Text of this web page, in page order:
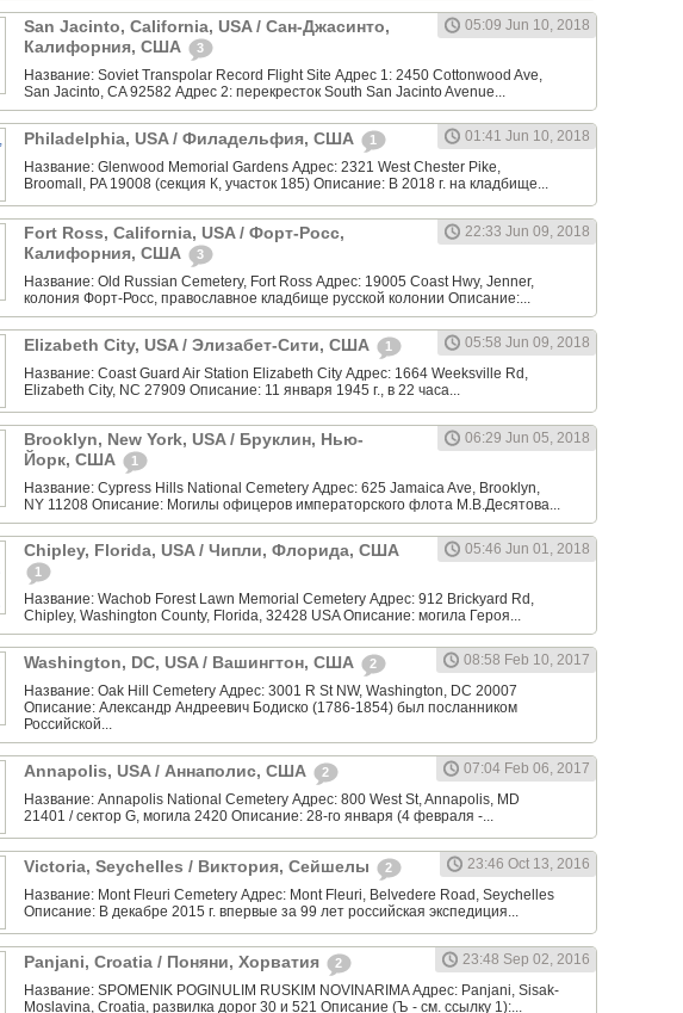
San Jacinto, California, USA / Сан-Джасинто,
Калифорния, США
3
05:09 Jun 10, 2018
Название: Soviet Transpolar Record Flight Site Адрес 1: 2450 Cottonwood Ave,
San Jacinto, CA 92582 Адрес 2: перекресток South San Jacinto Avenue...
Philadelphia, USA / Филадельфия, США 1
01:41 Jun 10, 2018
Название: Glenwood Memorial Gardens Адрес: 2321 West Chester Pike,
Broomall, PA 19008 (секция К, участок 185) Описание: В 2018 г. на кладбище...
Fort Ross, California, USA / Форт-Росс,
Калифорния, США
3
22:33 Jun 09, 2018
Название: Old Russian Cemetery, Fort Ross Адрес: 19005 Coast Hwy, Jenner,
колония Форт-Росс, православное кладбище русской колонии Описание:...
Elizabeth City, USA / Элизабет-Сити, США 1
05:58 Jun 09, 2018
Название: Coast Guard Air Station Elizabeth City Адрес: 1664 Weeksville Rd,
Elizabeth City, NC 27909 Описание: 11 января 1945 г., в 22 часа...
Brooklyn, New York, USA / Бруклин, Нью-
Йорк, США
1
06:29 Jun 05, 2018
Название: Cypress Hills National Cemetery Адрес: 625 Jamaica Ave, Brooklyn,
NY 11208 Описание: Могилы офицеров императорского флота М.В.Десятова...
Chipley, Florida, USA / Чипли, Флорида, США
1
05:46 Jun 01, 2018
Название: Wachob Forest Lawn Memorial Cemetery Адрес: 912 Brickyard Rd,
Chipley, Washington County, Florida, 32428 USA Описание: могила Героя...
Washington, DC, USA / Вашингтон, США 2
08:58 Feb 10, 2017
Название: Oak Hill Cemetery Адрес: 3001 R St NW, Washington, DC 20007
Описание: Александр Андреевич Бодиско (1786-1854) был посланником
Российской...
Annapolis, USA / Аннаполис, США 2
07:04 Feb 06, 2017
Название: Annapolis National Cemetery Адрес: 800 West St, Annapolis, MD
21401 / сектор G, могила 2420 Описание: 28-го января (4 февраля -...
Victoria, Seychelles / Виктория, Сейшелы 2
23:46 Oct 13, 2016
Название: Mont Fleuri Cemetery Адрес: Mont Fleuri, Belvedere Road, Seychelles
Описание: В декабре 2015 г. впервые за 99 лет российская экспедиция...
Panjani, Croatia / Поняни, Хорватия 2
23:48 Sep 02, 2016
Название: SPOMENIK POGINULIM RUSKIM NOVINARIMA Адрес: Panjani, Sisak-
Moslavina, Croatia, развилка дорог 30 и 521 Описание (Ъ - см. ссылку 1):...